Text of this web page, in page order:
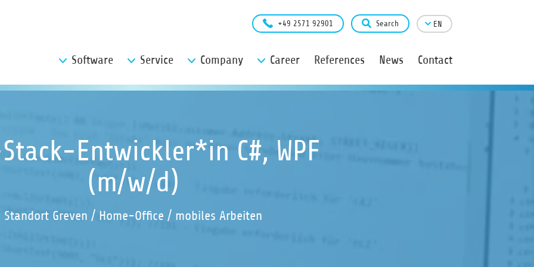
Software Service Company Career References News Contact
+49 2571 92901 Search EN
Entwickler*in C#, WPF
(m/w/d)
Standort Greven / Home-Office / mobiles Arbeiten